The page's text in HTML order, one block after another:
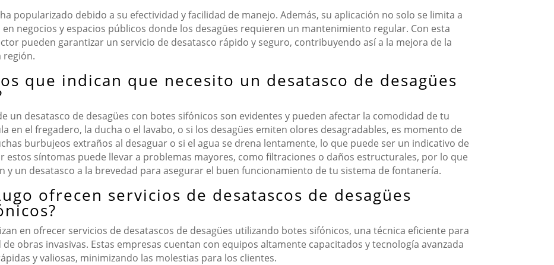
popularizado debido a su efectividad y facilidad de manejo. Además, su aplicación no solo se limita a
negocios y espacios públicos donde los desagües requieren un mantenimiento regular. Con esta
pueden garantizar un servicio de desatasco rápido y seguro, contribuyendo así a la mejora de la
región.
que indican que necesito un desatasco de desagües
un desatasco de desagües con botes sifónicos son evidentes y pueden afectar la comodidad de tu
en el fregadero, la ducha o el lavabo, o si los desagües emiten olores desagradables, es momento de
burbujeos extraños al desaguar o si el agua se drena lentamente, lo que puede ser un indicativo de
estos síntomas puede llevar a problemas mayores, como filtraciones o daños estructurales, por lo que
y un desatasco a la brevedad para asegurar el buen funcionamiento de tu sistema de fontanería.
ofrecen servicios de desatascos de desagües
en ofrecer servicios de desatascos de desagües utilizando botes sifónicos, una técnica eficiente para
obras invasivas. Estas empresas cuentan con equipos altamente capacitados y tecnología avanzada
y valiosas, minimizando las molestias para los clientes.